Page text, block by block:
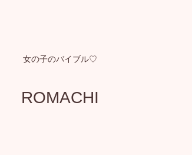
女の子のバイブル♡
ROMACHI